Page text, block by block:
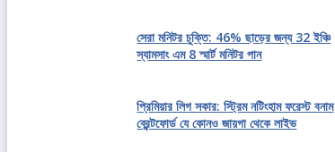
সেরা মনিটর চুক্তি: 46% ছাড়ের জন্য 32 ইঞ্চি
স্যামসাং এম 8 স্মার্ট মনিটর পান
প্রিমিয়ার লিগ সকার: স্ট্রিম নটিংহাম ফরেস্ট বনাম
ব্রেন্টফোর্ড যে কোনও জায়গা থেকে লাইভ